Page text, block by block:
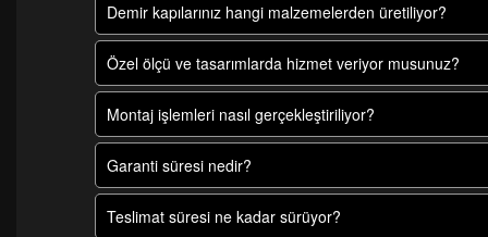
Demir kapılarınız hangi malzemelerden üretiliyor?
Özel ölçü ve tasarımlarda hizmet veriyor musunuz?
Montaj işlemleri nasıl gerçekleştiriliyor?
Garanti süresi nedir?
Teslimat süresi ne kadar sürüyor?